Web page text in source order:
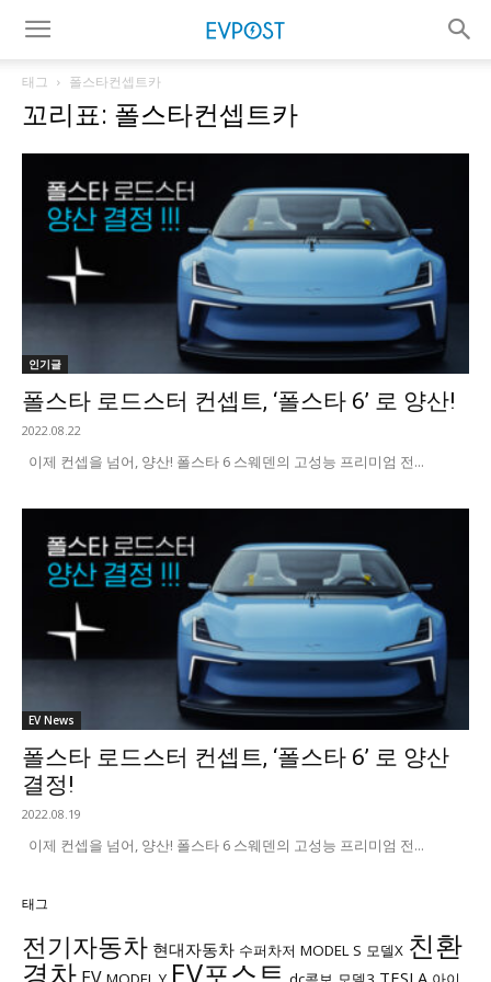
태그 폴스타컨셉트카
꼬리표: 폴스타컨셉트카
인기글
폴스타 로드스터 컨셉트, ‘폴스타 6’ 로 양산!
2022.08.22
이제 컨셉을 넘어, 양산! 폴스타 6 스웨덴의 고성능 프리미엄 전...
EV News
폴스타 로드스터 컨셉트, ‘폴스타 6’ 로 양산
결정!
2022.08.19
이제 컨셉을 넘어, 양산! 폴스타 6 스웨덴의 고성능 프리미엄 전...
태그
전기자동차 현대자동차 수퍼차저 MODEL S 모델X 친환
경차 EV포스트 TESLA